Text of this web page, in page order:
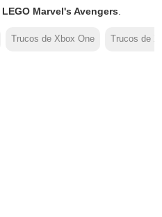
LEGO Marvel's Avengers
Trucos de Xbox One Trucos de